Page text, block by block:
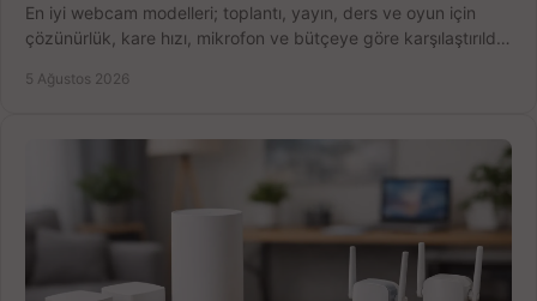
En iyi webcam modelleri; toplantı, yayın, ders ve oyun için
çözünürlük, kare hızı, mikrofon ve bütçeye göre karşılaştırıldı.
5 Ağustos 2026